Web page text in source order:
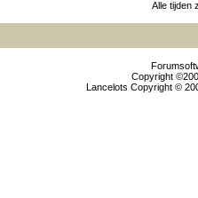
Alle tijden
Copyright
Lancelots Copyright ©